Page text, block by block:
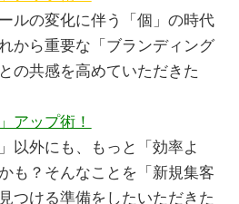
ルの変化に伴う「個」の時代
から重要な「ブランディング
の共感を高めていただきた
アップ術！
以外にも、もっと「効率よ
も？そんなことを「新規集客
つける準備をしたいただきた